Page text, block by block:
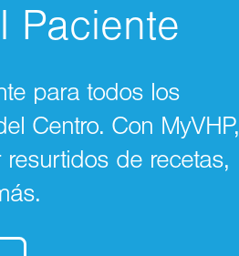
Paciente
para todos los
Centro. Con MyVHP,
de recetas,